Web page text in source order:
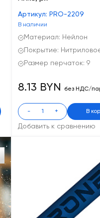
Артикул: PRO-2209
В наличии
Материал: Нейлон
Покрытие:
Размер перчаток: 9
Добавить к сравнению
8.13 BYN без НДС/
- + В